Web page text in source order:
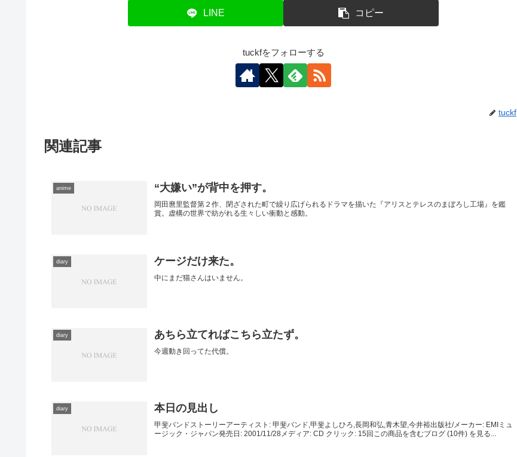
LINE コピー
tuckfをフォローする
tuckf
関連記事
anime “大嫌い”が背中を押す。
岡田麿里監督第２作、閉ざされた町で繰り広げられるドラマを描いた『アリスとテレスのまぼろし工場』を鑑
賞。虚構の世界で紡がれる生々しい衝動と感動。
diary ケージだけ来た。
中にまだ猫さんはいません。
diary あちら立てればこちら立たず。
今週動き回ってた代償。
diary 本日の見出し
甲斐バンドストーリーアーティスト: 甲斐バンド,甲斐よしひろ,長岡和弘,青木望,今井裕出版社/メーカー: EMIミュ
ージック・ジャパン発売日: 2001/11/28メディア: CD クリック: 15回この商品を含むブログ (10件) を見る...